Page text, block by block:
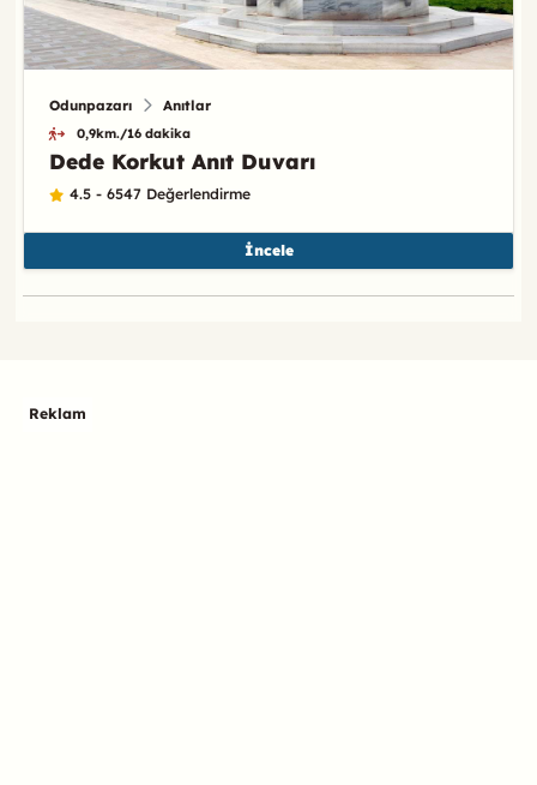
Odunpazarı Anıtlar
0,9km./16 dakika
Dede Korkut Anıt Duvarı
4.5 - 6547 Değerlendirme
İncele
Reklam